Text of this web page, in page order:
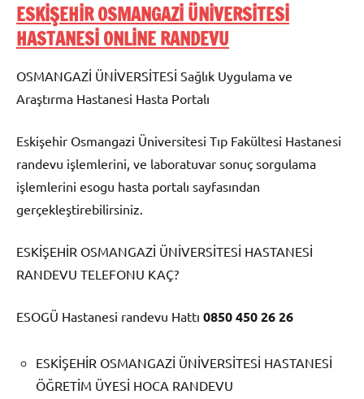
ESKİŞEHİR OSMANGAZİ ÜNİVERSİTESİ
HASTANESİ ONLİNE RANDEVU
OSMANGAZİ ÜNİVERSİTESİ Sağlık Uygulama ve
Araştırma Hastanesi Hasta Portalı
Eskişehir Osmangazi Üniversitesi Tıp Fakültesi Hastanesi
randevu işlemlerini, ve laboratuvar sonuç sorgulama
işlemlerini esogu hasta portalı sayfasından
gerçekleştirebilirsiniz.
ESKİŞEHİR OSMANGAZİ ÜNİVERSİTESİ HASTANESİ
RANDEVU TELEFONU KAÇ?
ESOGÜ Hastanesi randevu Hattı 0850 450 26 26
ESKİŞEHİR OSMANGAZİ ÜNİVERSİTESİ HASTANESİ
ÖĞRETİM ÜYESİ HOCA RANDEVU